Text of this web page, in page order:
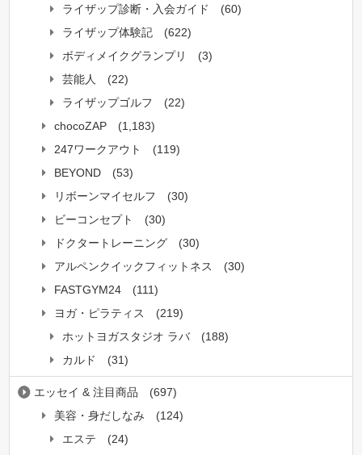
ライザップ診断・入会ガイド
(60)
ライザップ体験記
(622)
ボディメイクグランプリ
(3)
芸能人
(22)
ライザップゴルフ
(22)
chocoZAP
(1,183)
247ワークアウト
(119)
BEYOND
(53)
リボーンマイセルフ
(30)
ビーコンセプト
(30)
ドクタートレーニング
(30)
アルペンクイックフィットネス
(30)
FASTGYM24
(111)
ヨガ・ピラティス
(219)
ホットヨガスタジオ ラバ
(188)
カルド
(31)
エッセイ & 注目商品
(697)
美容・身だしなみ
(124)
エステ
(24)